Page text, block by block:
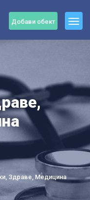
Добави обект
Здраве, Медицина